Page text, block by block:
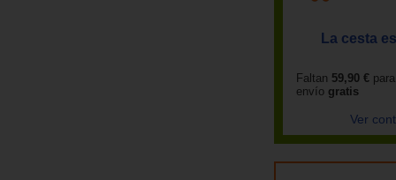
La cesta
Faltan 59,90 €
envío gratis
Ver